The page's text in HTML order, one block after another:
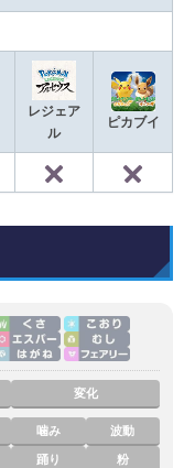
レジェア
ル
ピカブイ
変化
噛み 波動
踊り 粉